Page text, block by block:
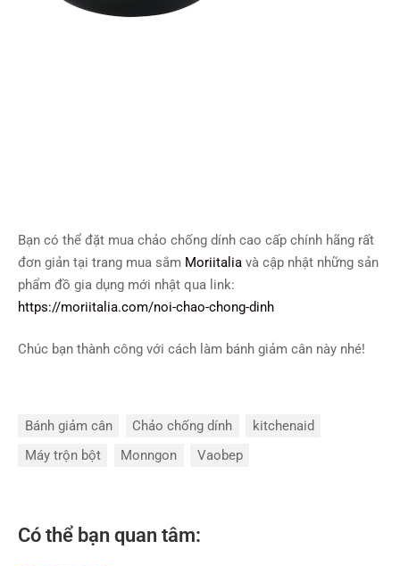
Bạn có thể đặt mua chảo chống dính cao cấp chính hãng rất
đơn giản tại trang mua sắm Moriitalia và cập nhật những sản
phẩm đồ gia dụng mới nhật qua link:
https://moriitalia.com/noi-chao-chong-dinh
Chúc bạn thành công với cách làm bánh giảm cân này nhé!
Bánh giảm cân Chảo chống dính
kitchenaid
Máy trộn bột
Monngon Vaobep
Có thể bạn quan tâm: